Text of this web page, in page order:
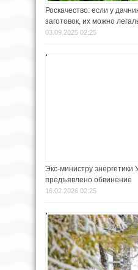
Роскачество: если у
заготовок, их можно
03.09.2025 02:25
Экс-министру
предъявлено обвинение
16.02.2026 02:25